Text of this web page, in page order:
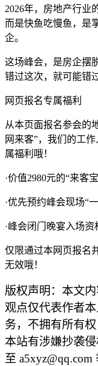
2026年，房地产行业
而是快鱼吃慢鱼，是
企。
这场峰会，是房企摆
错过这次，就可能错
网页报名专属福利
从本页面报名参会的
网来客”，我们的工
属福利哦！
·价值2980元的“来客
·优先预约峰会现场“
·峰会闭门晚宴入场资
仅限通过本网页报名
无效哦！
版权声明：本文
观点仅代表作者
务，不拥有所有
本站有涉嫌抄袭
至